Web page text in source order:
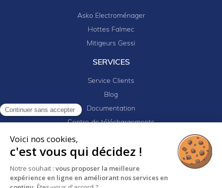
Continuer sans accepter
Voici nos cookies,
c'est vous qui décidez !
Notre souhait : vous proposer la meilleure
expérience en ligne en améliorant nos services en
Asko Electroménager
Hottes Falmec
Mitigeurs Gessi
SERVICES
Service Clients
Blog
Documentation
Centre de téléchargements
Newsletter